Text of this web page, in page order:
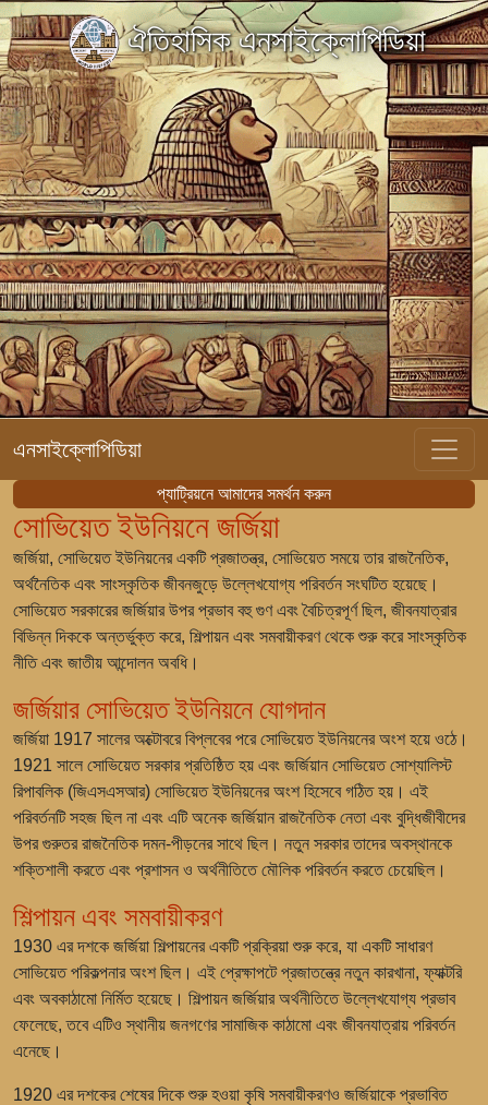
ঐতিহাসিক এনসাইক্লোপিডিয়া
এনসাইক্লোপিডিয়া
প্যাট্রিয়নে আমাদের সমর্থন করুন
সোভিয়েত ইউনিয়নে জর্জিয়া
জর্জিয়া, সোভিয়েত ইউনিয়নের একটি প্রজাতন্ত্র, সোভিয়েত সময়ে তার রাজনৈতিক,
অর্থনৈতিক এবং সাংস্কৃতিক জীবনজুড়ে উল্লেখযোগ্য পরিবর্তন সংঘটিত হয়েছে।
সোভিয়েত সরকারের জর্জিয়ার উপর প্রভাব বহু গুণ এবং বৈচিত্রপূর্ণ ছিল, জীবনযাত্রার
বিভিন্ন দিককে অন্তর্ভুক্ত করে, শিল্পায়ন এবং সমবায়ীকরণ থেকে শুরু করে সাংস্কৃতিক
নীতি এবং জাতীয় আন্দোলন অবধি।
জর্জিয়ার সোভিয়েত ইউনিয়নে যোগদান
জর্জিয়া 1917 সালের অক্টোবরে বিপ্লবের পরে সোভিয়েত ইউনিয়নের অংশ হয়ে ওঠে।
1921 সালে সোভিয়েত সরকার প্রতিষ্ঠিত হয় এবং জর্জিয়ান সোভিয়েত সোশ্যালিস্ট
রিপাবলিক (জিএসএসআর) সোভিয়েত ইউনিয়নের অংশ হিসেবে গঠিত হয়। এই
পরিবর্তনটি সহজ ছিল না এবং এটি অনেক জর্জিয়ান রাজনৈতিক নেতা এবং বুদ্ধিজীবীদের
উপর গুরুতর রাজনৈতিক দমন-পীড়নের সাথে ছিল। নতুন সরকার তাদের অবস্থানকে
শক্তিশালী করতে এবং প্রশাসন ও অর্থনীতিতে মৌলিক পরিবর্তন করতে চেয়েছিল।
শিল্পায়ন এবং সমবায়ীকরণ
1930 এর দশকে জর্জিয়া শিল্পায়নের একটি প্রক্রিয়া শুরু করে, যা একটি সাধারণ
সোভিয়েত পরিকল্পনার অংশ ছিল। এই প্রেক্ষাপটে প্রজাতন্ত্রে নতুন কারখানা, ফ্যাক্টরি
এবং অবকাঠামো নির্মিত হয়েছে। শিল্পায়ন জর্জিয়ার অর্থনীতিতে উল্লেখযোগ্য প্রভাব
ফেলেছে, তবে এটিও স্থানীয় জনগণের সামাজিক কাঠামো এবং জীবনযাত্রায় পরিবর্তন
এনেছে।
1920 এর দশকের শেষের দিকে শুরু হওয়া কৃষি সমবায়ীকরণও জর্জিয়াকে প্রভাবিত